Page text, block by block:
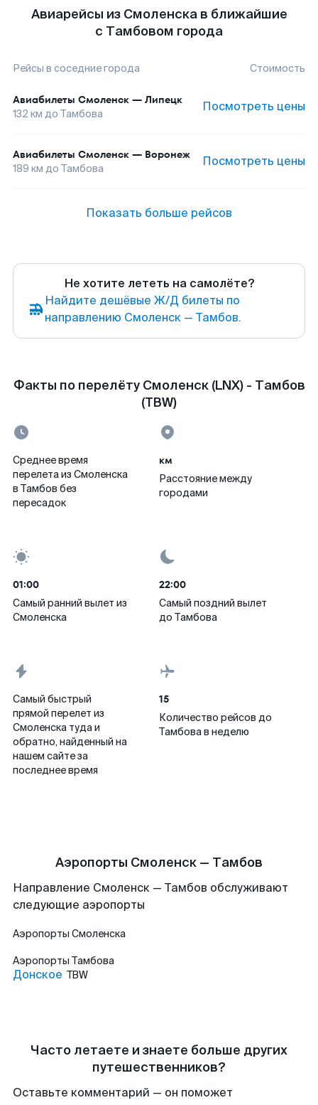
Авиарейсы из Смоленска в ближайшие
с Тамбовом города
Рейсы в соседние города Стоимость
Авиабилеты Смоленск — Липецк
132 км до Тамбова Посмотреть цены
Авиабилеты Смоленск — Воронеж
189 км до Тамбова Посмотреть цены
Показать больше рейсов
Не хотите лететь на самолёте?
Найдите дешёвые Ж/Д билеты по
направлению Смоленск — Тамбов.
Факты по перелёту Смоленск (LNX) - Тамбов
(TBW)
Среднее время
перелета из Смоленска
в Тамбов без
пересадок
км
Расстояние между
городами
01:00
Самый ранний вылет из
Смоленска
22:00
Самый поздний вылет
до Тамбова
Самый быстрый
прямой перелет из
Смоленска туда и
обратно, найденный на
нашем сайте за
последнее время
15
Количество рейсов до
Тамбова в неделю
Аэропорты Смоленск — Тамбов
Направление Смоленск — Тамбов обслуживают
следующие аэропорты
Аэропорты Смоленска
Аэропорты Тамбова
Донское TBW
Часто летаете и знаете больше других
путешественников?
Оставьте комментарий — он поможет